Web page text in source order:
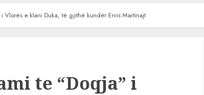
Vlorës e klani Duka, të gjithë kundër Ervis Martinajt
te “Doqja” i